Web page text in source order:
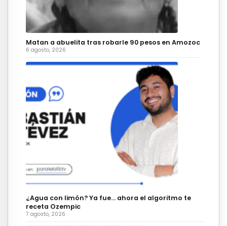
Matan a abuelita tras robarle 90 pesos en Amozoc
6 agosto, 2026
¿Agua con limón? Ya fue… ahora el algoritmo te
receta Ozempic
7 agosto, 2026